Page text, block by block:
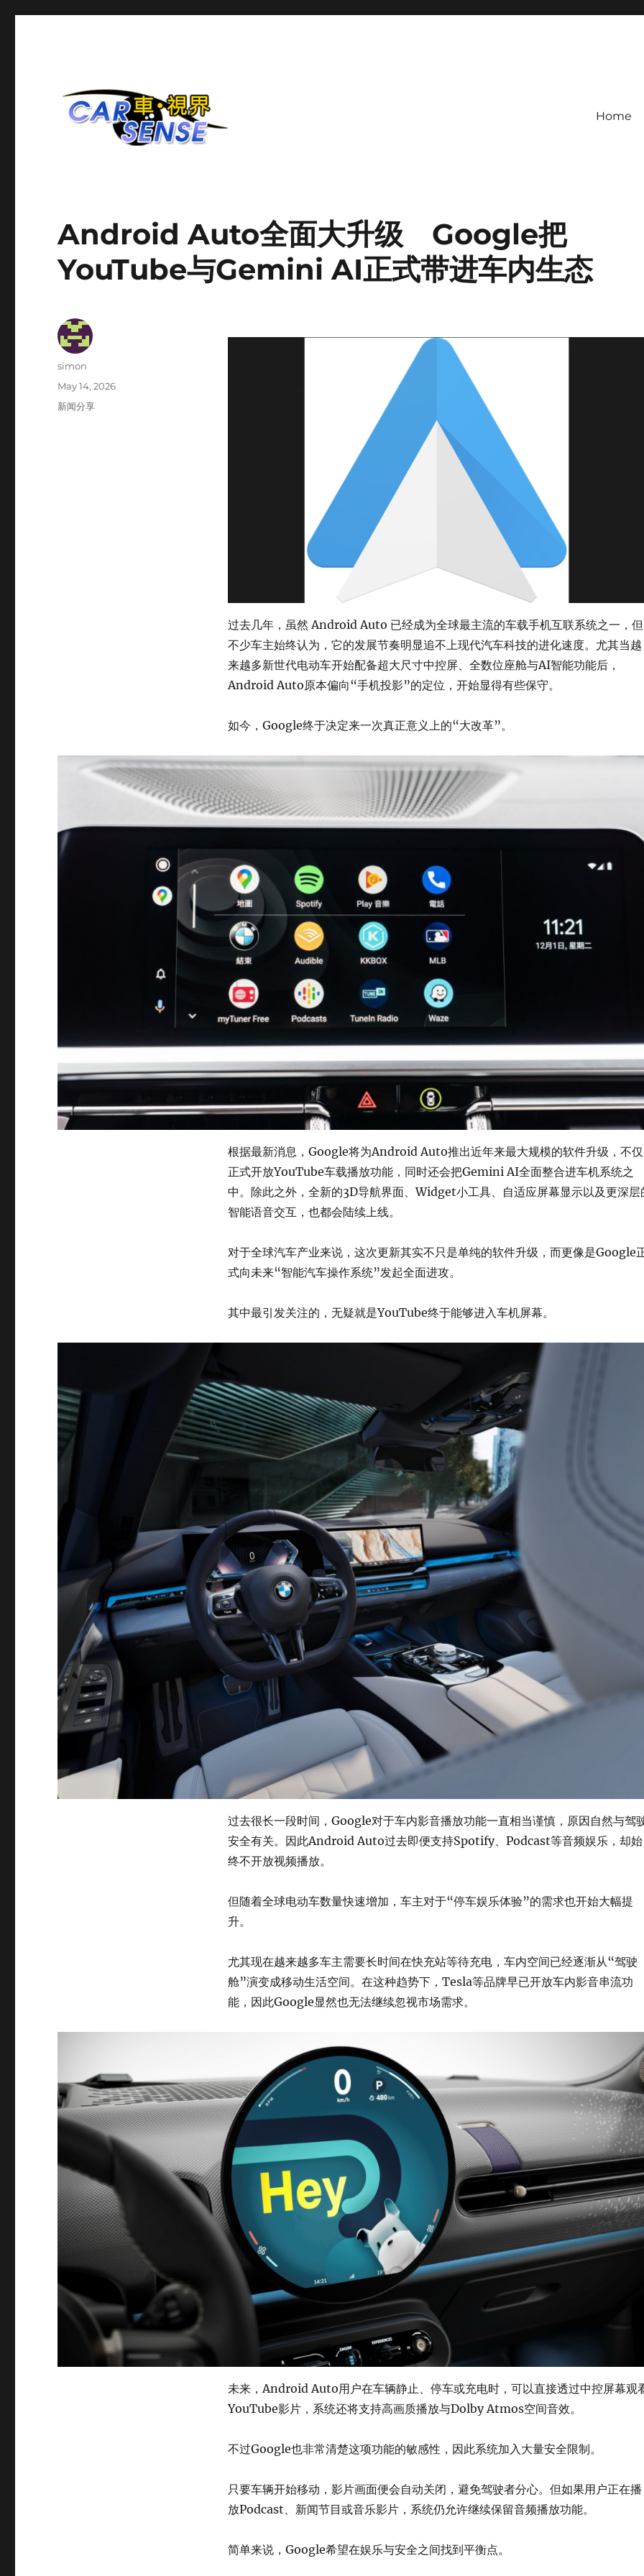
Home
Android Auto全面大升级 Google把
YouTube与Gemini AI正式带进车内生态
过去几年，虽然 Android Auto 已经成为全球最主流的车载手机互联系统之一，但
不少车主始终认为，它的发展节奏明显追不上现代汽车科技的进化速度。尤其当越
来越多新世代电动车开始配备超大尺寸中控屏、全数位座舱与AI智能功能后，
Android Auto原本偏向“手机投影”的定位，开始显得有些保守。
如今，Google终于决定来一次真正意义上的“大改革”。
根据最新消息，Google将为Android Auto推出近年来最大规模的软件升级，不仅
正式开放YouTube车载播放功能，同时还会把Gemini AI全面整合进车机系统之
中。除此之外，全新的3D导航界面、Widget小工具、自适应屏幕显示以及更深层
智能语音交互，也都会陆续上线。
对于全球汽车产业来说，这次更新其实不只是单纯的软件升级，而更像是Google
式向未来“智能汽车操作系统”发起全面进攻。
其中最引发关注的，无疑就是YouTube终于能够进入车机屏幕。
过去很长一段时间，Google对于车内影音播放功能一直相当谨慎，原因自然与驾
安全有关。因此Android Auto过去即便支持Spotify、Podcast等音频娱乐，却始
终不开放视频播放。
但随着全球电动车数量快速增加，车主对于“停车娱乐体验”的需求也开始大幅提
升。
尤其现在越来越多车主需要长时间在快充站等待充电，车内空间已经逐渐从“驾驶
舱”演变成移动生活空间。在这种趋势下，Tesla等品牌早已开放车内影音串流功
能，因此Google显然也无法继续忽视市场需求。
未来，Android Auto用户在车辆静止、停车或充电时，可以直接透过中控屏幕观
YouTube影片，系统还将支持高画质播放与Dolby Atmos空间音效。
不过Google也非常清楚这项功能的敏感性，因此系统加入大量安全限制。
只要车辆开始移动，影片画面便会自动关闭，避免驾驶者分心。但如果用户正在播
放Podcast、新闻节目或音乐影片，系统仍允许继续保留音频播放功能。
简单来说，Google希望在娱乐与安全之间找到平衡点。
Author
simon
Posted
on
May 14, 2026
Categories
新闻分享